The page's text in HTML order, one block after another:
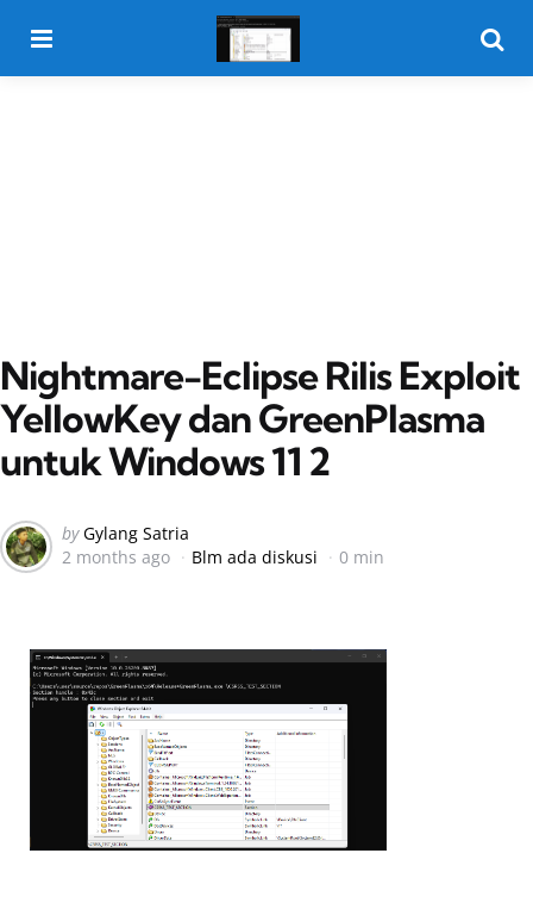
Nightmare-Eclipse Rilis Exploit
YellowKey dan GreenPlasma
untuk Windows 11 2
Posted
by
by Gylang Satria
2 months ago
Blm ada diskusi 0 min